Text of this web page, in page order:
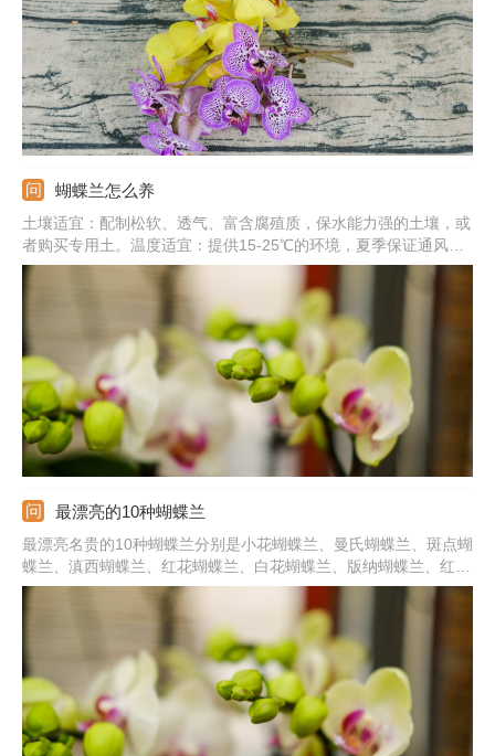
蝴蝶兰怎么养
土壤适宜：配制松软、透气、富含腐殖质，保水能力强的土壤，或
者购买专用土。温度适宜：提供15-25℃的环境，夏季保证通风良
好，冬季需放在室内。肥水充足：它喜湿润环境，见干就需及时浇
水，还需喷洒水。此外，生长季还要勤施肥液，确保营养足。光照
充足：平时需放在光线明亮处，多晒散光，缺光会影响开花。
最漂亮的10种蝴蝶兰
最漂亮名贵的10种蝴蝶兰分别是小花蝴蝶兰、曼氏蝴蝶兰、斑点蝴
蝶兰、滇西蝴蝶兰、红花蝴蝶兰、白花蝴蝶兰、版纳蝴蝶兰、红心
蝴蝶兰、菲律宾蝴蝶兰、阿福德蝴蝶兰等。每个品种都极具观赏价
值，尤其在开花阶段。想要它们旺盛生长，更好的开花最好提供温
暖、通风好且光照足的环境，加强养护管理。